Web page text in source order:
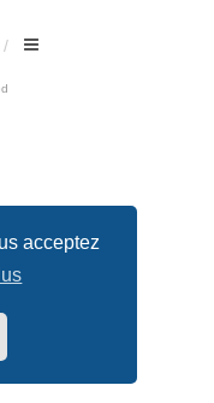
acceptez